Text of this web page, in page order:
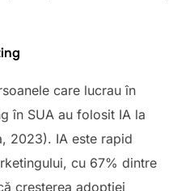
care lucrau în
în SUA au folosit IA la
2023). IA este rapid
cu 67% dintre
creșterea adopției